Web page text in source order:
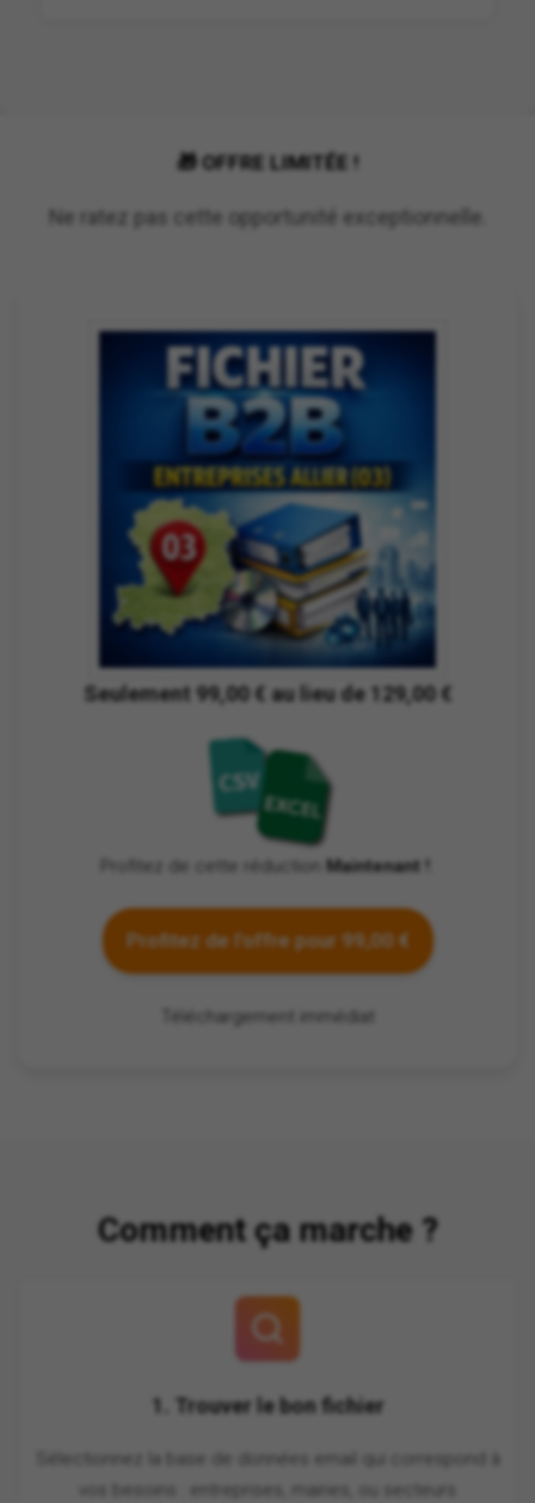
🎁 OFFRE LIMITÉE !
Ne ratez pas cette opportunité exceptionnelle.
Seulement 99,00 € au lieu de 129,00 €
Profitez de cette réduction Maintenant !
Profitez de l'offre pour 99,00 €
Téléchargement immédiat
Comment ça marche ?
1. Trouver le bon fichier
Sélectionnez la base de données email qui correspond à
vos besoins : entreprises, mairies, ou secteurs